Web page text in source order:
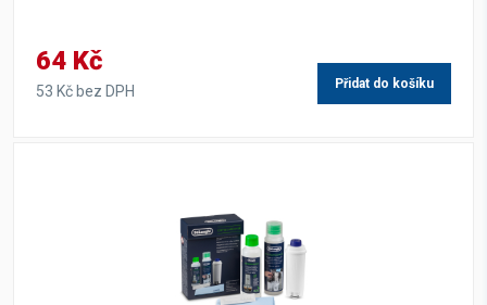
64 Kč
53 Kč bez DPH Přidat do košíku